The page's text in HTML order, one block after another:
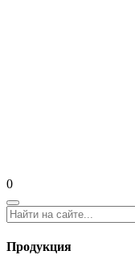
0
Продукция